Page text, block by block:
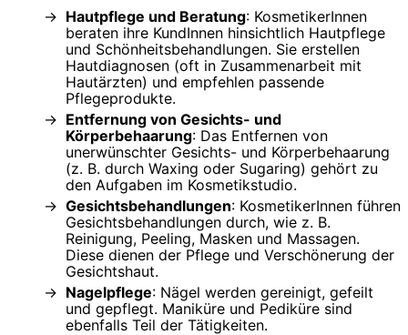
Hautpflege und Beratung: KosmetikerInnen
beraten ihre KundInnen hinsichtlich Hautpflege
und Schönheitsbehandlungen. Sie erstellen
Hautdiagnosen (oft in Zusammenarbeit mit
Hautärzten) und empfehlen passende
Pflegeprodukte.
Entfernung von Gesichts- und
Körperbehaarung: Das Entfernen von
unerwünschter Gesichts- und Körperbehaarung
(z. B. durch Waxing oder Sugaring) gehört zu
den Aufgaben im Kosmetikstudio.
Gesichtsbehandlungen: KosmetikerInnen führen
Gesichtsbehandlungen durch, wie z. B.
Reinigung, Peeling, Masken und Massagen.
Diese dienen der Pflege und Verschönerung der
Gesichtshaut.
Nagelpflege: Nägel werden gereinigt, gefeilt
und gepflegt. Maniküre und Pediküre sind
ebenfalls Teil der Tätigkeiten.